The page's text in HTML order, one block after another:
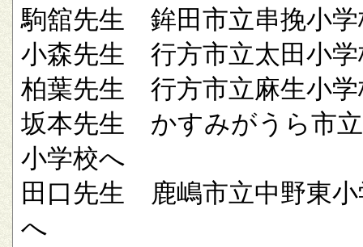
駒舘先生 鉾田市立串挽小学
小森先生 行方市立太田小学
柏葉先生 行方市立麻生小学
坂本先生 かすみがうら市
小学校へ
田口先生 鹿嶋市立中野東小
へ